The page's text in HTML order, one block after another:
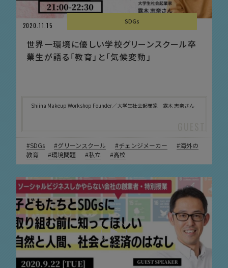
2020.11.15
SDGs
世界一環境に優しい学校グリーンスクール卒
業生が語る「教育」と「気候変動」
Shiina Makeup Workshop Founder／大学生社会起業家 露木 志奈さん
SDGs グリーンスクール チェンジメーカー
海外の
教育
環境問題 私立 高校